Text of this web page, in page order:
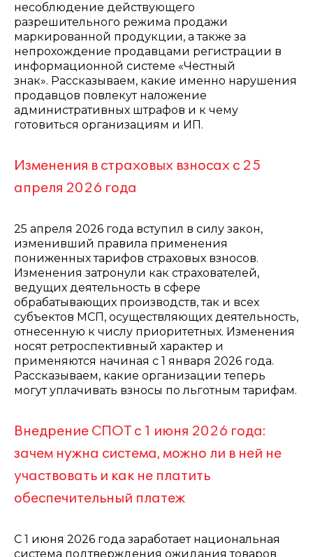
несоблюдение действующего
разрешительного режима продажи
маркированной продукции, а также за
непрохождение продавцами регистрации в
информационной системе «Честный
знак». Рассказываем, какие именно нарушения
продавцов повлекут наложение
административных штрафов и к чему
готовиться организациям и ИП.
Изменения в страховых взносах с 25
апреля 2026 года
25 апреля 2026 года вступил в силу закон,
изменивший правила применения
пониженных тарифов страховых взносов.
Изменения затронули как страхователей,
ведущих деятельность в сфере
обрабатывающих производств, так и всех
субъектов МСП, осуществляющих деятельность,
отнесенную к числу приоритетных. Изменения
носят ретроспективный характер и
применяются начиная с 1 января 2026 года.
Рассказываем, какие организации теперь
могут уплачивать взносы по льготным тарифам.
Внедрение СПОТ с 1 июня 2026 года:
зачем нужна система, можно ли в ней не
участвовать и как не платить
обеспечительный платеж
С 1 июня 2026 года заработает национальная
система подтверждения ожидания товаров